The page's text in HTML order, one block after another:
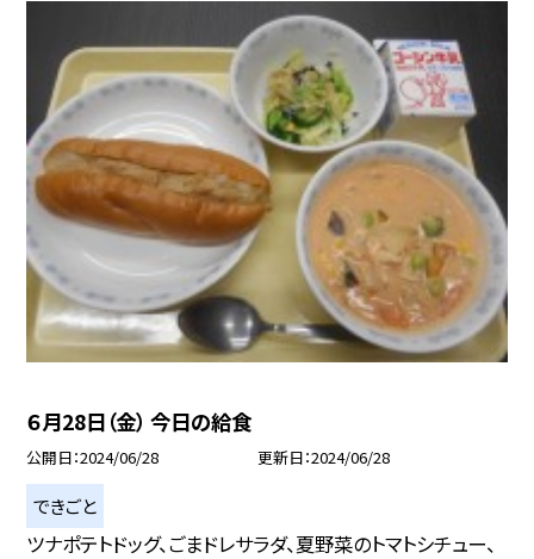
６月28日（金） 今日の給食
公開日 2024/06/28 更新日 2024/06/28
できごと
ツナポテトドッグ、ごまドレサラダ、夏野菜のトマトシチュー、